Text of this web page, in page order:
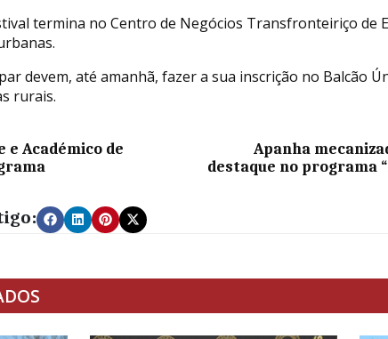
termina no Centro de Negócios Transfronteiriço de
devem, até amanhã, fazer a sua inscrição no Balcão
rurais.
e Académico de
Apanha
destaque no programa